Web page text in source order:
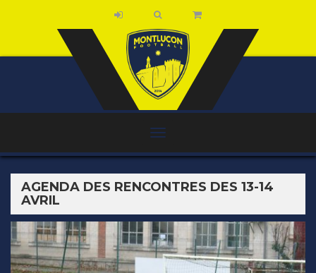
AGENDA DES RENCONTRES DES 13-14
AVRIL